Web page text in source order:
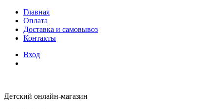
Главная
Оплата
Доставка и самовывоз
Контакты
Вход
Детский онлайн-магазин